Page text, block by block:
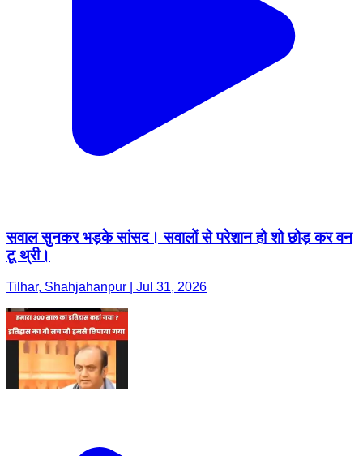
सवाल सुनकर भड़के सांसद। सवालों से परेशान हो शो छोड़ कर वन
टू थ्री।
Tilhar, Shahjahanpur | Jul 31, 2026